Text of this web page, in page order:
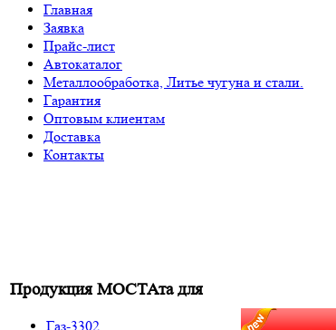
Главная
Заявка
Прайс-лист
Автокаталог
Металлообработка, Литье чугуна и стали.
Гарантия
Оптовым клиентам
Доставка
Контакты
Продукция МОСТАта для
Газ-3302